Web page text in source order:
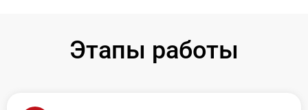
Этапы работы